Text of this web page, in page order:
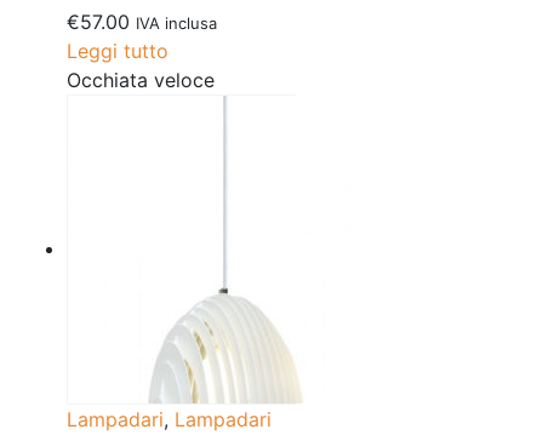
€57.00 IVA inclusa
Leggi tutto
Occhiata veloce
Lampadari, Lampadari